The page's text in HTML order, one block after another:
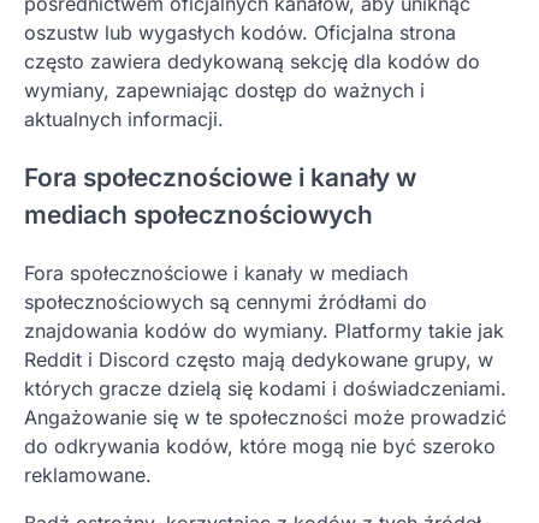
oszustw lub wygasłych kodów. Oficjalna strona
często zawiera dedykowaną sekcję dla kodów do
wymiany, zapewniając dostęp do ważnych i
aktualnych informacji.
Fora społecznościowe i kanały w
mediach społecznościowych
Fora społecznościowe i kanały w mediach
społecznościowych są cennymi źródłami do
znajdowania kodów do wymiany. Platformy takie jak
Reddit i Discord często mają dedykowane grupy, w
których gracze dzielą się kodami i doświadczeniami.
Angażowanie się w te społeczności może prowadzić
do odkrywania kodów, które mogą nie być szeroko
reklamowane.